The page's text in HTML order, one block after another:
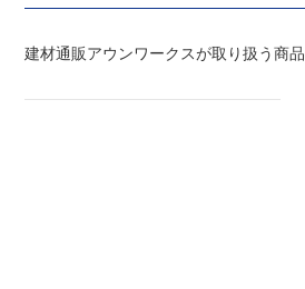
建材通販アウンワークスが取り扱う商